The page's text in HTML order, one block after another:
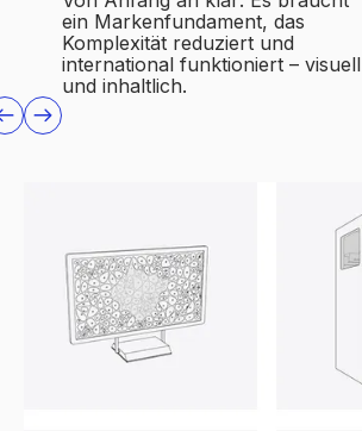
ein Markenfundament, das
Komplexität reduziert und
international funktioniert – visuell
und inhaltlich.